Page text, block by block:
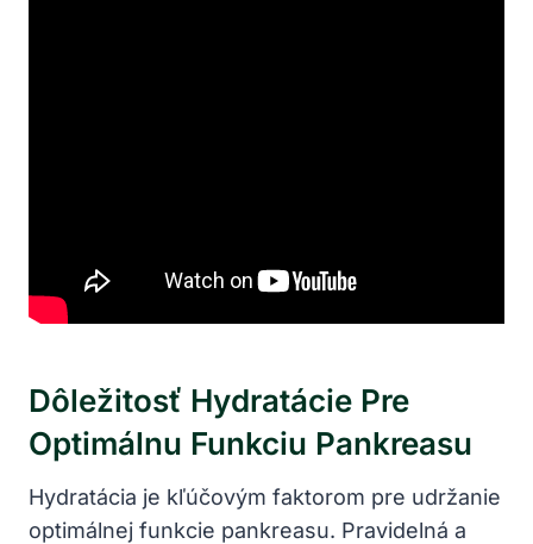
Dôležitosť Hydratácie Pre
Optimálnu Funkciu Pankreasu
Hydratácia ⁣je kľúčovým⁢ faktorom⁣ pre​ udržanie⁢
optimálnej funkcie pankreasu. Pravidelná a